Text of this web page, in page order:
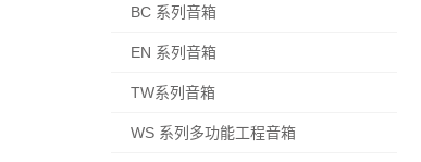
BC 系列音箱
EN 系列音箱
TW系列音箱
WS 系列多功能工程音箱